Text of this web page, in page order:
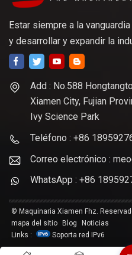
Estar siempre a la
y desarrollar y expandir la
Add : No.588
Xiamen City, Fujian
Ivy Science Park
Teléfono : +86
Correo electrónico :
WhatsApp : +86
© Maquinaria Xiamen Fhz.
mapa del sitio
Blog
Noticias
Links :
Soporta red IPv6